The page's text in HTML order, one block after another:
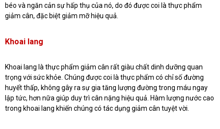
béo và ngăn cản sự hấp thụ của nó, do đó được coi là thực phẩm
giảm cân, đặc biệt giảm mỡ hiệu quả.
Khoai lang
Khoai lang là thực phẩm giảm cân rất giàu chất dinh dưỡng quan
trọng với sức khỏe. Chúng được coi là thực phẩm có chỉ số đường
huyết thấp, không gây ra sự gia tăng lượng đường trong máu ngay
lập tức, hơn nữa giúp duy trì cân nặng hiệu quả. Hàm lượng nước cao
trong khoai lang khiến chúng có tác dụng giảm cân tuyệt vời.